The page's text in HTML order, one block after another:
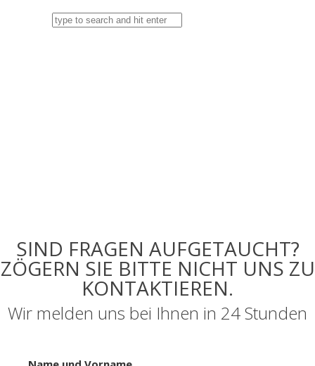
SIND FRAGEN AUFGETAUCHT?
ZÖGERN SIE BITTE NICHT UNS ZU
KONTAKTIEREN.
Wir melden uns bei Ihnen in 24 Stunden